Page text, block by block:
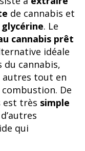
de cannabis et
. Le
cannabis prêt
idéale
du cannabis,
autres tout en
De
est très simple
qui